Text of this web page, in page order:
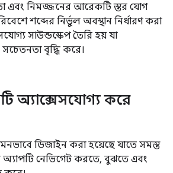
এবং নিমজ্জনের আরেকটি স্তর যোগ
শব্দের নির্ভুল অবস্থান নির্ধারণ করা
সাউন্ডস্কেপ তৈরি হয় যা
সচেতনতা বৃদ্ধি করে।
অ্যাক্সেসযোগ্য করে
ডিজাইন করা হয়েছে যাতে সমস্ত
নেভিগেট করতে, বুঝতে এবং